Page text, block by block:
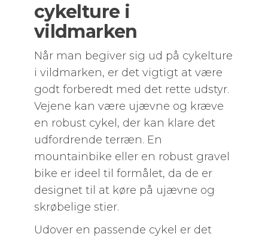
cykelture i
vildmarken
Når man begiver sig ud på cykelture
i vildmarken, er det vigtigt at være
godt forberedt med det rette udstyr.
Vejene kan være ujævne og kræve
en robust cykel, der kan klare det
udfordrende terræn. En
mountainbike eller en robust gravel
bike er ideel til formålet, da de er
designet til at køre på ujævne og
skrøbelige stier.
Udover en passende cykel er det